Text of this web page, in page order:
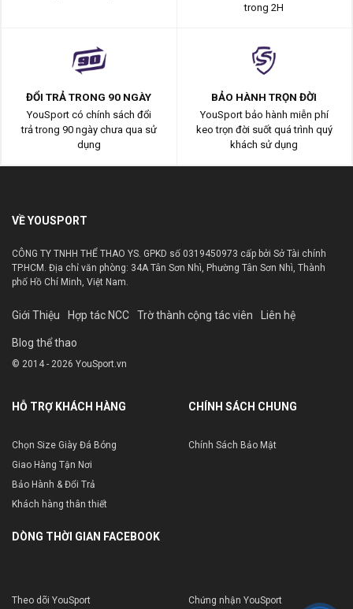
trong 2H
ĐỔI TRẢ TRONG 90 NGÀY
YouSport có chính sách đổi
trả trong 90 ngày chưa qua sử
dụng
BẢO HÀNH TRỌN ĐỜI
YouSport bảo hành miễn phí
keo trọn đời suốt quá trình quý
khách sử dụng
VỀ YOUSPORT
CÔNG TY TNHH THỂ THAO YS. GPKD số 0319450973 cấp bởi Sở Tài chính
TP.HCM. Địa chỉ văn phòng: 34A Tân Sơn Nhì, Phường Tân Sơn Nhì, Thành
phố Hồ Chí Minh, Việt Nam.
Giới Thiệu Hợp tác NCC Trờ thành cộng tác viên Liên hệ
Blog thể thao
© 2014 - 2026 YouSport.vn
HỖ TRỢ KHÁCH HÀNG
Chọn Size Giày Đá Bóng
Giao Hàng Tận Nơi
Bảo Hành & Đổi Trả
Khách hàng thân thiết
CHÍNH SÁCH CHUNG
Chính Sách Bảo Mật
DÒNG THỜI GIAN FACEBOOK
Theo dõi YouSport Chứng nhận YouSport